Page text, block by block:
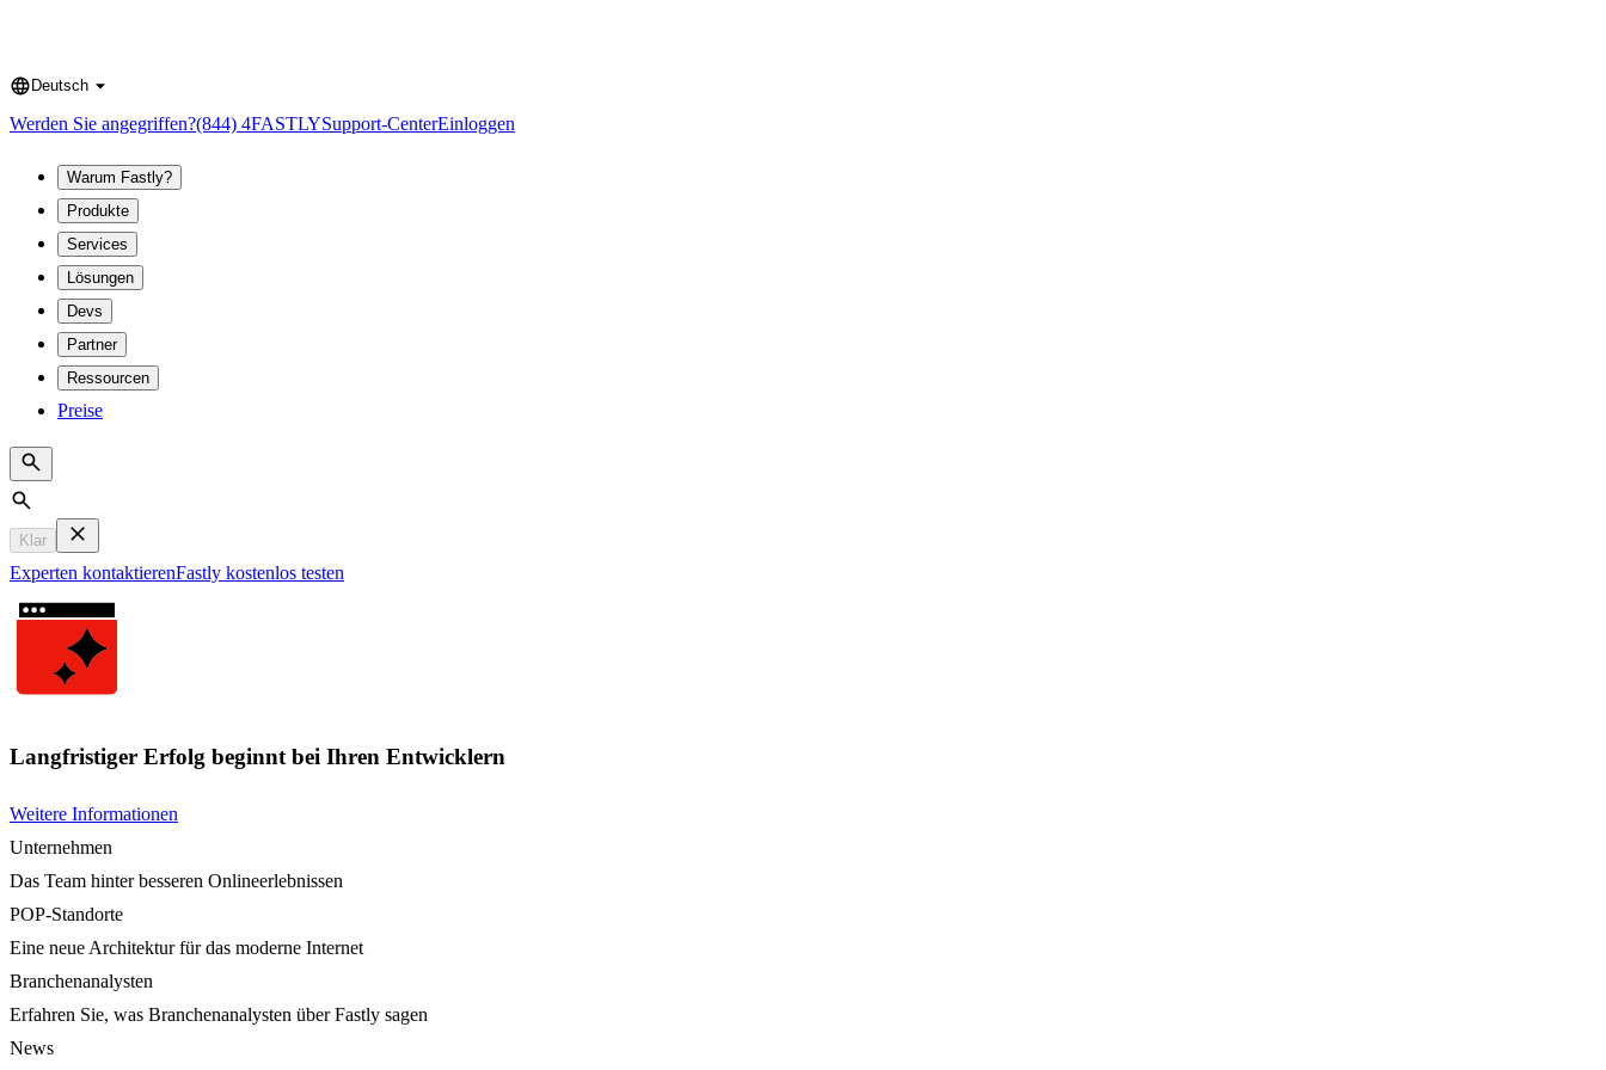
Language
Deutsch
Werden Sie angegriffen?(844) 4FASTLYSupport-CenterEinloggen
Warum Fastly?
Produkte
Services
Lösungen
Devs
Partner
Ressourcen
Preise
Search
Klar
Experten kontaktierenFastly kostenlos testen
Langfristiger Erfolg beginnt bei Ihren Entwicklern
Weitere Informationen
Unternehmen
Das Team hinter besseren Onlineerlebnissen
POP-Standorte
Eine neue Architektur für das moderne Internet
Branchenanalysten
Erfahren Sie, was Branchenanalysten über Fastly sagen
News